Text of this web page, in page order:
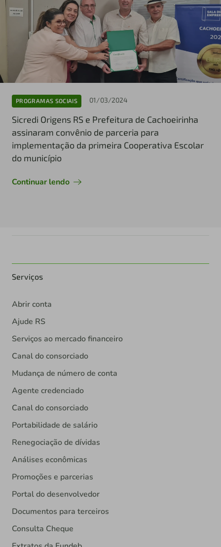
PROGRAMAS SOCIAIS 01/03/2024
Sicredi Origens RS e Prefeitura de Cachoeirinha
assinaram convênio de parceria para
implementação da primeira Cooperativa Escolar
do município
Continuar lendo
Serviços
Abrir conta
Ajude RS
Serviços ao mercado financeiro
Canal do consorciado
Mudança de número de conta
Agente credenciado
Canal do consorciado
Portabilidade de salário
Renegociação de dívidas
Análises econômicas
Promoções e parcerias
Portal do desenvolvedor
Documentos para terceiros
Consulta Cheque